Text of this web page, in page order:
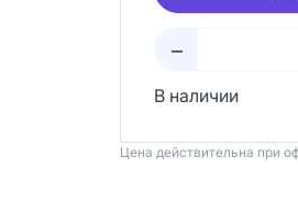
–
В наличии
Цена действительна при